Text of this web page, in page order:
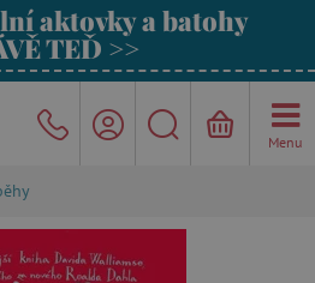
aktovky a batohy
TEĎ >>
Menu